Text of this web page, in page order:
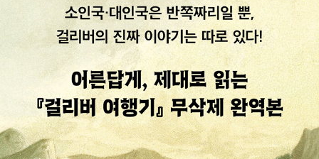
엽부터 정신착란 증세가 나타나, 1742년에는 발광상태에 빠졌다. 17
45년 10월에 세상을 떠나 성 패트릭 성당의 묘지에 묻혔다. 주요 저
서로는 대표작 『걸리버 여행기(Gulliver’s Travels)』(1726)를 비롯
해 『통 이야기』, 『책의 전쟁』, 『스텔라에게의 일기』 등이 있다. 그의
대표작인 『걸리버 여행기』는 국내에서 주로 아동소설로 분류돼 왔고,
전체 내용 중 '소인국' 과 '거인국' 편만 축약된 채 소개되어 왔다. 그러
나 원작은 '소인국' 과 '거인국' 편 외에 '하늘을 나는 섬나라' '말의 나
라' 등이 포함된 전 4부작으로, 18세기 영국의 정치현실을 신랄하게